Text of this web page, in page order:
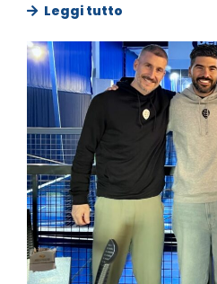
Leggi tutto